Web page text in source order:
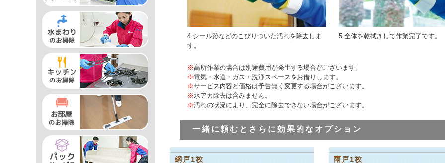
4.シール跡などのこびりついた汚れを除去しま
す。
5.全体を乾拭きして作業完了です。
※高所作業の場合は別途費用が発生する場合がございます。
※ 電気・水道・ガス・洗浄スペースをお借りします。
※サービス内容と価格は予告無く変更する場合がございます。
※水アカ除去は含みません。
※汚れの状況により、完全に除去できない場合がございます。
一緒に頼むとさらに効果的なオプション
網戸1枚 雨戸1枚